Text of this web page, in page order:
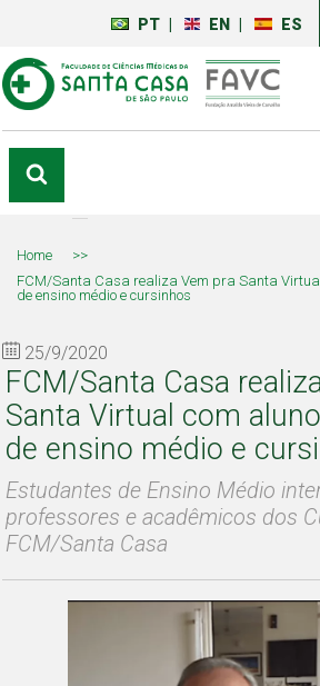
PT EN ES
Home
>>
FCM/Santa Casa realiza Vem pra Santa
de ensino médio e cursinhos
25/9/2020
FCM/Santa Casa
Santa Virtual com
de ensino médio e
Estudantes de Ensino Médio
professores e acadêmicos dos
FCM/Santa Casa